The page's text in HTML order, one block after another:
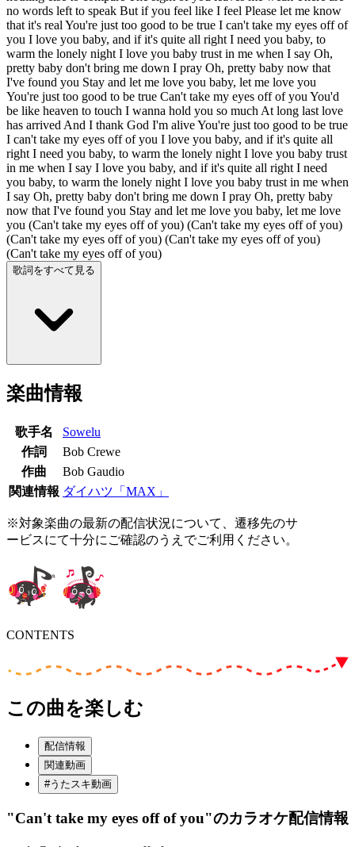
no words left to speak But if you feel like I feel Please let me know
that it's real You're just too good to be true I can't take my eyes off of
you I love you baby, and if it's quite all right I need you baby, to
warm the lonely night I love you baby trust in me when I say Oh,
pretty baby don't bring me down I pray Oh, pretty baby now that
I've found you Stay and let me love you baby, let me love you
You're just too good to be true Can't take my eyes off of you You'd
be like heaven to touch I wanna hold you so much At long last love
has arrived And I thank God I'm alive You're just too good to be true
I can't take my eyes off of you I love you baby, and if it's quite all
right I need you baby, to warm the lonely night I love you baby trust
in me when I say I love you baby, and if it's quite all right I need
you baby, to warm the lonely night I love you baby trust in me when
I say Oh, pretty baby don't bring me down I pray Oh, pretty baby
now that I've found you Stay and let me love you baby, let me love
you (Can't take my eyes off of you) (Can't take my eyes off of you)
(Can't take my eyes off of you) (Can't take my eyes off of you)
(Can't take my eyes off of you)
歌詞をすべて見る
楽曲情報
歌手名
Sowelu
作詞
Bob Crewe
作曲
Bob Gaudio
関連情報 ダイハツ「MAX」
※対象楽曲の最新の配信状況について、遷移先のサ
ービスにて十分にご確認のうえでご利用ください。
CONTENTS
この曲を楽しむ
配信情報
関連動画
#うたスキ動画
"Can't take my eyes off of you"のカラオケ配信情報